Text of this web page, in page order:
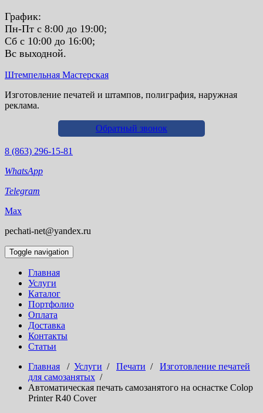
График:
Пн-Пт с 8:00 до 19:00;
Сб с 10:00 до 16:00;
Вс выходной.
Штемпельная Мастерская
Изготовление печатей и штампов, полиграфия, наружная
реклама.
Обратный звонок
8 (863) 296-15-81
WhatsApp
Telegram
Max
pechati-net@yandex.ru
Toggle navigation
Главная
Услуги
Каталог
Портфолио
Оплата
Доставка
Контакты
Статьи
Главная / Услуги / Печати / Изготовление печатей
для самозанятых /
Автоматическая печать самозанятого на оснастке Colop
Printer R40 Cover